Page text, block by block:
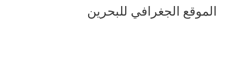
الموقع الجغرافي للبحرين